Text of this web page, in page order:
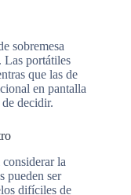
sobremesa
Las portátiles
que las de
en pantalla
decidir.
la
pueden ser
difíciles de